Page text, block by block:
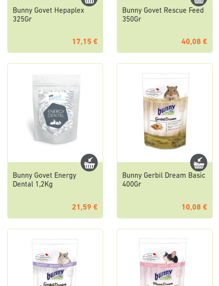
Bunny Govet Hepaplex
325Gr
17,15 €
Bunny Govet Rescue Feed
350Gr
40,08 €
Bunny Govet Energy
Dental 1,2Kg
21,59 €
Bunny Gerbil Dream Basic
400Gr
10,08 €